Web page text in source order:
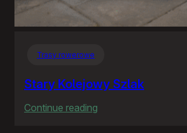
Trasy rowerowe
Stary Kolejowy Szlak
Continue reading